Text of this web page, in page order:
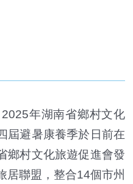
年湖南省鄉村文化
屆避暑康養季於日前在
鄉村文化旅遊促進會發
居聯盟，整合14個市州